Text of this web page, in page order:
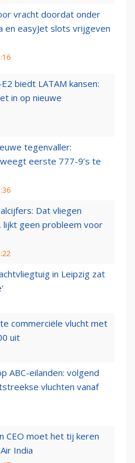
vracht doordat onder
en easyJet slots vrijgeven
biedt LATAM kansen:
in op nieuwe
tegenvaller:
eerste 777-9’s te
Dat vliegen
geen probleem voor
in Leipzig zat
commerciële vlucht met
uit
ABC-eilanden: volgend
vluchten vanaf
CEO moet het tij keren
India